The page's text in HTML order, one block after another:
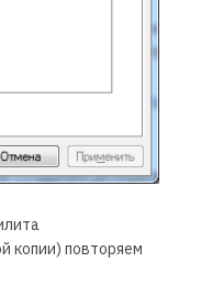
копии) повторяем